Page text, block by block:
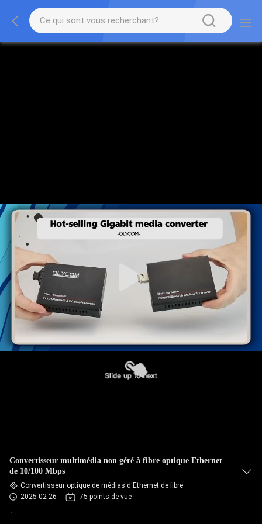
Convertisseur multimédia non géré à fibre optique Ethernet
de 10/100 Mbps
Convertisseur optique de médias d'Ethernet de fibre
2025-02-26
75 points de vue